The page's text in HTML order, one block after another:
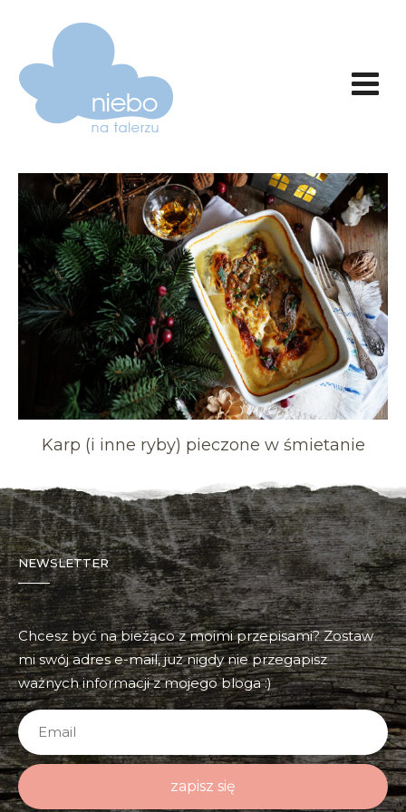
Karp (i inne ryby) pieczone w śmietanie
NEWSLETTER
Chcesz być na bieżąco z moimi przepisami? Zostaw
mi swój adres e-mail, już nigdy nie przegapisz
ważnych informacji z mojego bloga :)
zapisz się